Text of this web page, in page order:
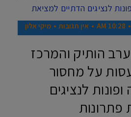
10:28 AM אין תגובות מיקי אלון
הותיק והמרכז
על מחסור
לנציגים
פתרונות